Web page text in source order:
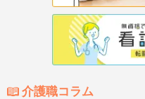
介護職コラム